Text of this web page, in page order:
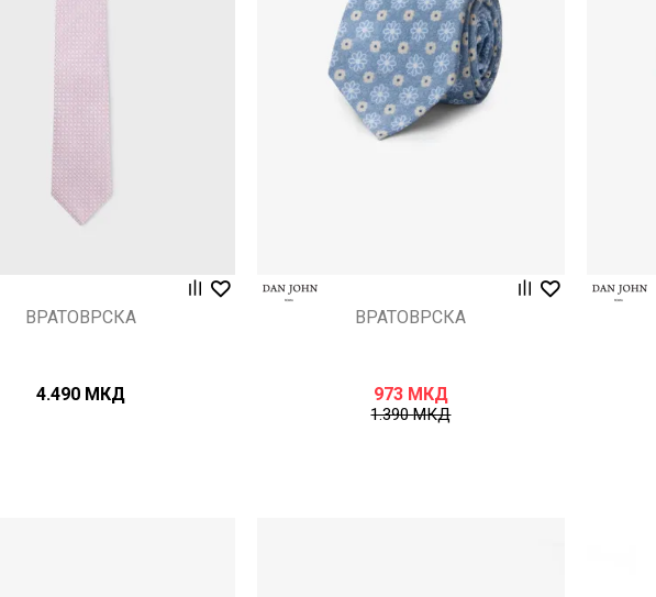
Uporedi
ВРАТОВРСКА
4.490 МКД
Uporedi
ВРАТОВРСКА
973 МКД
1.390МКД